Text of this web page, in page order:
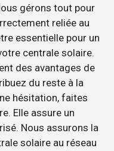
gérons tout pour
reliée au
essentielle pour un
centrale solaire.
des avantages de
du reste à la
hésitation, faites
Elle assure un
Nous assurons la
solaire au réseau